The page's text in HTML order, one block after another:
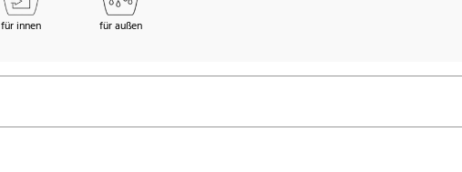
für innen für außen